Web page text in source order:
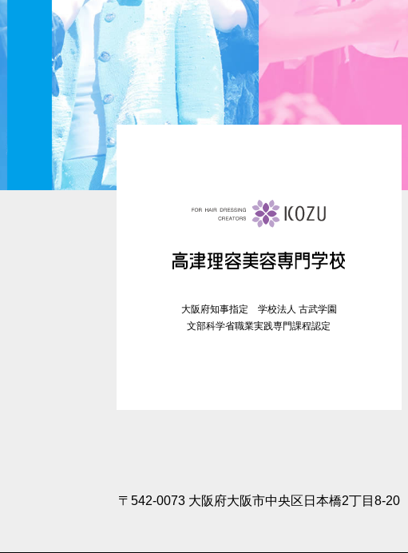
大阪府知事指定 学校法人 古武学園
文部科学省職業実践専門課程認定
〒542-0073 大阪府大阪市中央区日本橋2丁目8-20